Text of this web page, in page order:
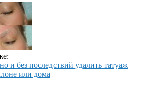
и без последствий удалить татуаж
или дома